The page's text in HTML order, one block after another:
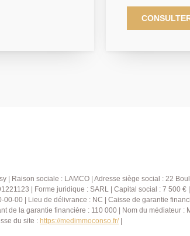
au 3ème
d'une
au calme,
petite
min à pieds de la
chaussée
| Raison sociale : LAMCO | Adresse siège social : 22
| Forme juridique : SARL | Capital social : 7 500 € |
00 | Lieu de délivrance : NC | Caisse de garantie
de la garantie financière : 110 000 | Nom du médiateur :
du site : https://medimmoconso.fr/|